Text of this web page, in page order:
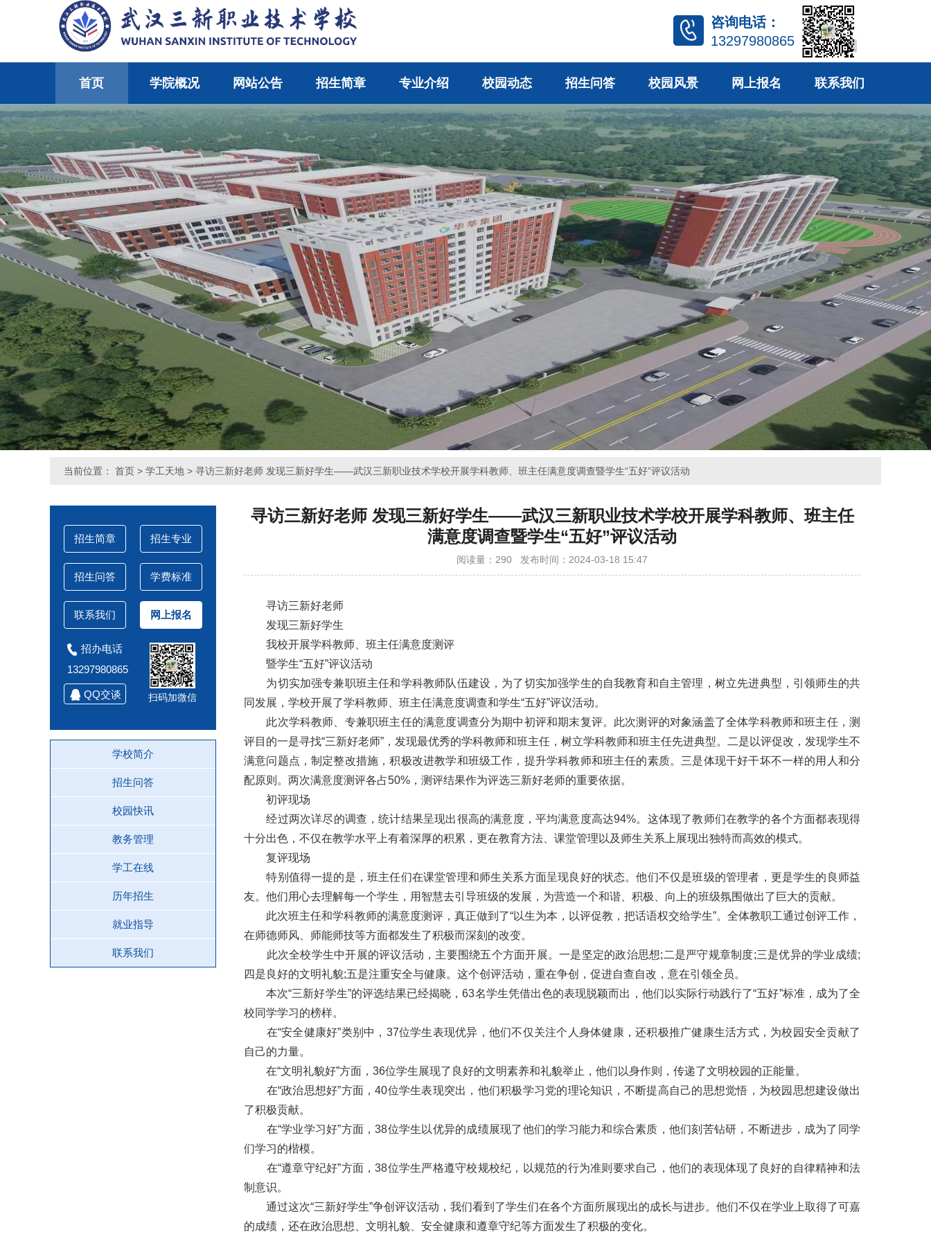
咨询电话：
13297980865
首页 学院概况 网站公告 招生简章 专业介绍 校园动态 招生问答 校园风景 网上报名 联系我们
当前位置： 首页 > 学工天地 > 寻访三新好老师 发现三新好学生——武汉三新职业技术学校开展学科教师、班主任满意度调查暨学生“五好”评议活动
招生简章 招生专业
招生问答 学费标准
联系我们 网上报名
招办电话
13297980865
QQ交谈 扫码加微信
学校简介
招生问答
校园快讯
教务管理
学工在线
历年招生
就业指导
联系我们
寻访三新好老师 发现三新好学生——武汉三新职业技术学校开展学科教师、班主任
满意度调查暨学生“五好”评议活动
阅读量：290 发布时间：2024-03-18 15:47
寻访三新好老师
发现三新好学生
我校开展学科教师、班主任满意度测评
暨学生“五好”评议活动
为切实加强专兼职班主任和学科教师队伍建设，为了切实加强学生的自我教育和自主管理，树立先进典型，引领师生的共
同发展，学校开展了学科教师、班主任满意度调查和学生“五好”评议活动。
此次学科教师、专兼职班主任的满意度调查分为期中初评和期末复评。此次测评的对象涵盖了全体学科教师和班主任，测
评目的一是寻找“三新好老师”，发现最优秀的学科教师和班主任，树立学科教师和班主任先进典型。二是以评促改，发现学生不
满意问题点，制定整改措施，积极改进教学和班级工作，提升学科教师和班主任的素质。三是体现干好干坏不一样的用人和分
配原则。两次满意度测评各占50%，测评结果作为评选三新好老师的重要依据。
初评现场
经过两次详尽的调查，统计结果呈现出很高的满意度，平均满意度高达94%。这体现了教师们在教学的各个方面都表现得
十分出色，不仅在教学水平上有着深厚的积累，更在教育方法、课堂管理以及师生关系上展现出独特而高效的模式。
复评现场
特别值得一提的是，班主任们在课堂管理和师生关系方面呈现良好的状态。他们不仅是班级的管理者，更是学生的良师益
友。他们用心去理解每一个学生，用智慧去引导班级的发展，为营造一个和谐、积极、向上的班级氛围做出了巨大的贡献。
此次班主任和学科教师的满意度测评，真正做到了“以生为本，以评促教，把话语权交给学生”。全体教职工通过创评工作，
在师德师风、师能师技等方面都发生了积极而深刻的改变。
此次全校学生中开展的评议活动，主要围绕五个方面开展。一是坚定的政治思想;二是严守规章制度;三是优异的学业成绩;
四是良好的文明礼貌;五是注重安全与健康。这个创评活动，重在争创，促进自查自改，意在引领全员。
本次“三新好学生”的评选结果已经揭晓，63名学生凭借出色的表现脱颖而出，他们以实际行动践行了“五好”标准，成为了全
校同学学习的榜样。
在“安全健康好”类别中，37位学生表现优异，他们不仅关注个人身体健康，还积极推广健康生活方式，为校园安全贡献了
自己的力量。
在“文明礼貌好”方面，36位学生展现了良好的文明素养和礼貌举止，他们以身作则，传递了文明校园的正能量。
在“政治思想好”方面，40位学生表现突出，他们积极学习党的理论知识，不断提高自己的思想觉悟，为校园思想建设做出
了积极贡献。
在“学业学习好”方面，38位学生以优异的成绩展现了他们的学习能力和综合素质，他们刻苦钻研，不断进步，成为了同学
们学习的楷模。
在“遵章守纪好”方面，38位学生严格遵守校规校纪，以规范的行为准则要求自己，他们的表现体现了良好的自律精神和法
制意识。
通过这次“三新好学生”争创评议活动，我们看到了学生们在各个方面所展现出的成长与进步。他们不仅在学业上取得了可嘉
的成绩，还在政治思想、文明礼貌、安全健康和遵章守纪等方面发生了积极的变化。